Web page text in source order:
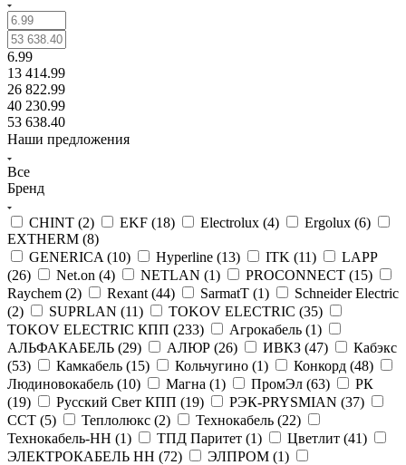
6.99
13 414.99
26 822.99
40 230.99
53 638.40
Наши предложения
Все
Бренд
CHINT (2) EKF (18) Electrolux (4) Ergolux (6)
EXTHERM (8)
GENERICA (10) Hyperline (13) ITK (11)
LAPP
(26) Net.on (4) NETLAN (1) PROCONNECT (15)
Raychem (2) Rexant (44) SarmatT (1)
Schneider Electric
(2) SUPRLAN (11) TOKOV ELECTRIC (35)
TOKOV ELECTRIC КПП (233) Агрокабель (1)
АЛЬФАКАБЕЛЬ (29) АЛЮР (26) ИВКЗ (47)
Кабэкс
(53) Камкабель (15) Кольчугино (1) Конкорд (48)
Людиновокабель (10) Магна (1) ПромЭл (63)
РК
(19) Русский Свет КПП (19) РЭК-PRYSMIAN (37)
ССТ (5) Теплолюкс (2) Технокабель (22)
Технокабель-НН (1) ТПД Паритет (1) Цветлит (41)
ЭЛЕКТРОКАБЕЛЬ НН (72) ЭЛПРОМ (1)